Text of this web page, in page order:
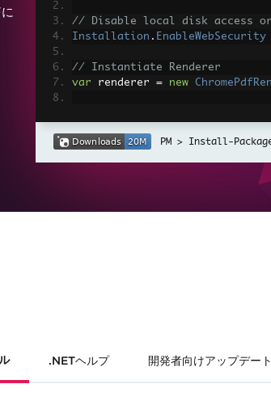
// Disable local disk access
Installation . EnableWebSecurity
// Instantiate Renderer
var renderer = new
Install-
.NETヘルプ 開発者向けアップデート